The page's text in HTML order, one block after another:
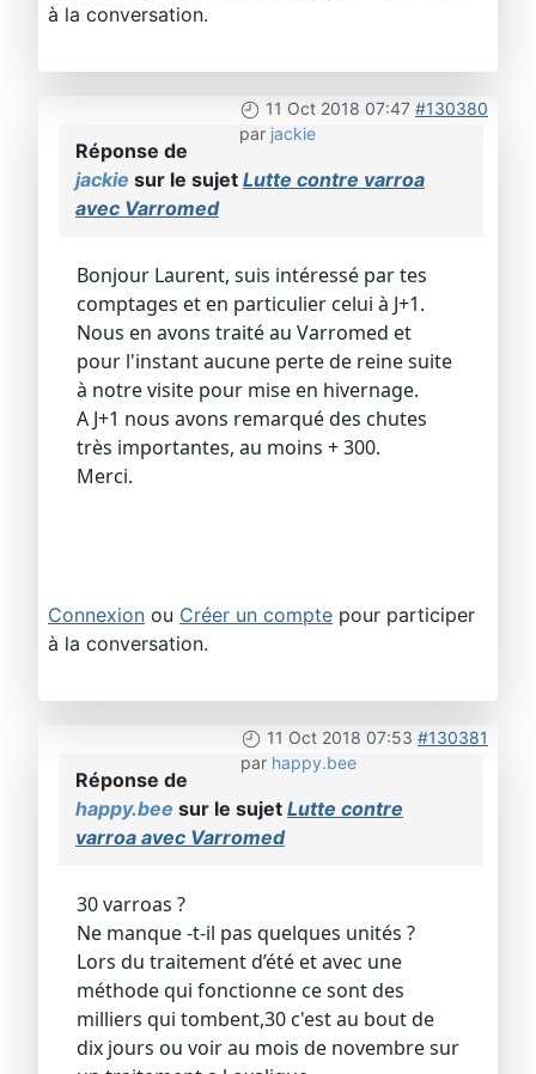
à la conversation.
11 Oct 2018 07:47 #130380
par jackie
Réponse de
jackie sur le sujet Lutte contre varroa
avec Varromed
Bonjour Laurent, suis intéressé par tes
comptages et en particulier celui à J+1.
Nous en avons traité au Varromed et
pour l'instant aucune perte de reine suite
à notre visite pour mise en hivernage.
A J+1 nous avons remarqué des chutes
très importantes, au moins + 300.
Merci.
Connexion ou Créer un compte pour participer
à la conversation.
11 Oct 2018 07:53 #130381
par happy.bee
Réponse de
happy.bee sur le sujet Lutte contre
varroa avec Varromed
30 varroas ?
Ne manque -t-il pas quelques unités ?
Lors du traitement d’été et avec une
méthode qui fonctionne ce sont des
milliers qui tombent,30 c'est au bout de
dix jours ou voir au mois de novembre sur